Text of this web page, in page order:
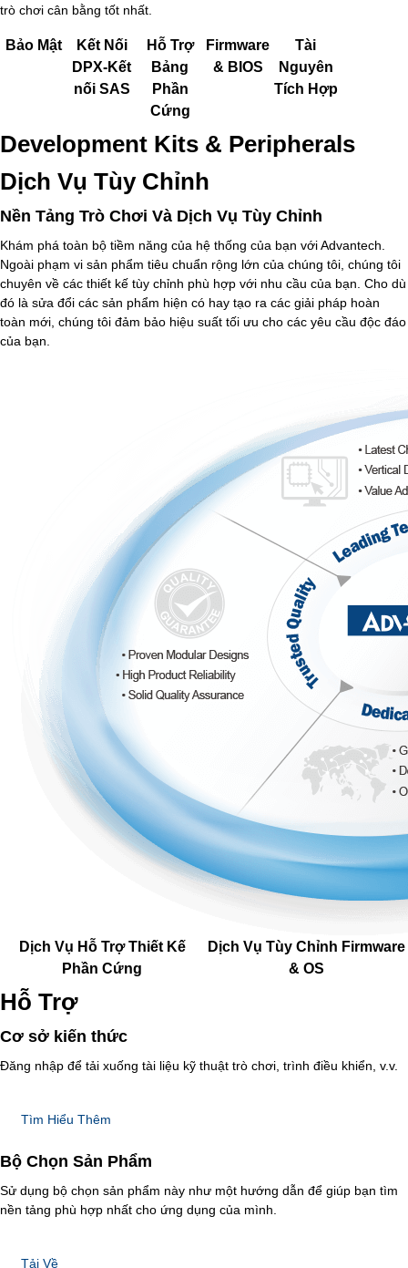
trò chơi cân bằng tốt nhất.
Bảo Mật
Kết Nối
DPX-Kết
nối SAS
Hỗ Trợ
Bảng
Phần
Cứng
Firmware
& BIOS
Tài
Nguyên
Tích Hợp
Development Kits & Peripherals
Dịch Vụ Tùy Chỉnh
Nền Tảng Trò Chơi Và Dịch Vụ Tùy Chỉnh
Khám phá toàn bộ tiềm năng của hệ thống của bạn với Advantech.
Ngoài phạm vi sản phẩm tiêu chuẩn rộng lớn của chúng tôi, chúng tôi
chuyên về các thiết kế tùy chỉnh phù hợp với nhu cầu của bạn. Cho dù
đó là sửa đổi các sản phẩm hiện có hay tạo ra các giải pháp hoàn
toàn mới, chúng tôi đảm bảo hiệu suất tối ưu cho các yêu cầu độc đáo
của bạn.
Dịch Vụ Hỗ Trợ Thiết Kế
Phần Cứng
Dịch Vụ Tùy Chỉnh Firmware
& OS
Hỗ Trợ
Cơ sở kiến thức
Đăng nhập để tải xuống tài liệu kỹ thuật trò chơi, trình điều khiển, v.v.
Tìm Hiểu Thêm
Bộ Chọn Sản Phẩm
Sử dụng bộ chọn sản phẩm này như một hướng dẫn để giúp bạn tìm
nền tảng phù hợp nhất cho ứng dụng của mình.
Tải Về